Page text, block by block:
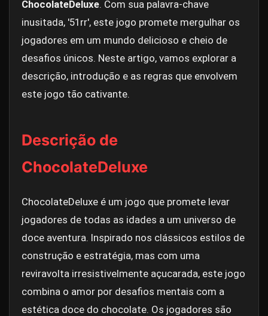
ChocolateDeluxe. Com sua palavra-chave
inusitada, '51rr', este jogo promete mergulhar os
jogadores em um mundo delicioso e cheio de
desafios únicos. Neste artigo, vamos explorar a
descrição, introdução e as regras que envolvem
este jogo tão cativante.
Descrição de
ChocolateDeluxe
ChocolateDeluxe é um jogo que promete levar
jogadores de todas as idades a um universo de
doce aventura. Inspirado nos clássicos estilos de
construção e estratégia, mas com uma
reviravolta irresistivelmente açucarada, este jogo
combina o amor por desafios mentais com a
estética doce do chocolate. Os jogadores são